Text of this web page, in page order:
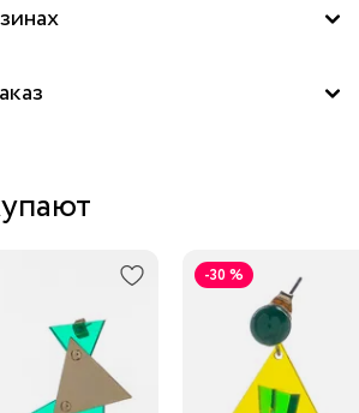
с подвесками в форме подковы из
повседневного или делового
ТРК "FORT", Москва
Boxberry
по России
доставки
-30 %